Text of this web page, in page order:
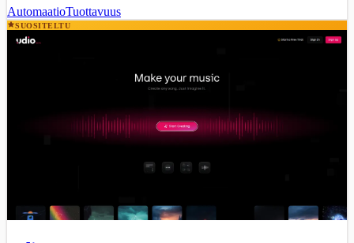
AutomaatioTuottavuus
SUOSITELTU